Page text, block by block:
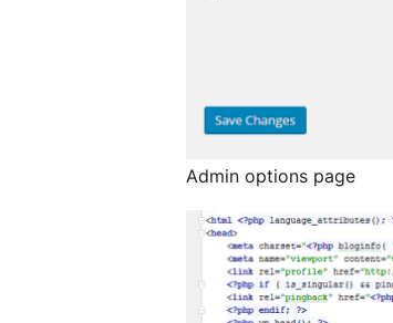
Admin options page